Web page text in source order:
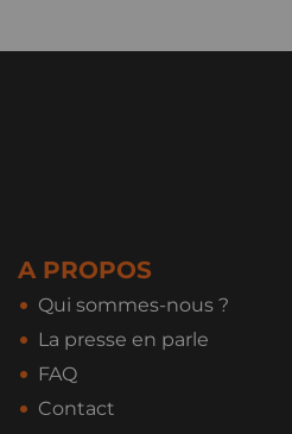
A PROPOS
Qui sommes-nous ?
La presse en parle
FAQ
Contact